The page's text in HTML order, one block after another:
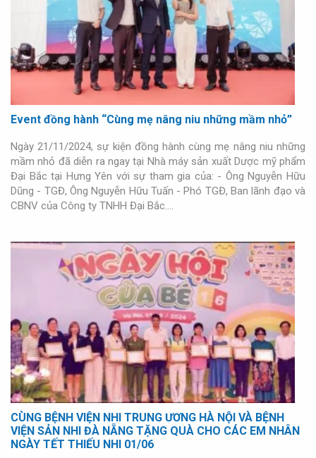
Event đồng hành “Cùng mẹ nâng niu những mầm nhỏ”
Ngày 21/11/2024, sự kiện đồng hành cùng mẹ nâng niu những
mầm nhỏ đã diễn ra ngay tại Nhà máy sản xuất Dược mỹ phẩm
Đại Bắc tại Hưng Yên với sự tham gia của: - Ông Nguyễn Hữu
Dũng - TGĐ, Ông Nguyễn Hữu Tuấn - Phó TGĐ, Ban lãnh đạo và
CBNV của Công ty TNHH Đại Bắc.…
CÙNG BỆNH VIỆN NHI TRUNG ƯƠNG HÀ NỘI VÀ BỆNH
VIỆN SẢN NHI ĐÀ NẴNG TẶNG QUÀ CHO CÁC EM NHÂN
NGÀY TẾT THIẾU NHI 01/06